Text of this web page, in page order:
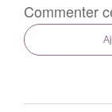
Commenter